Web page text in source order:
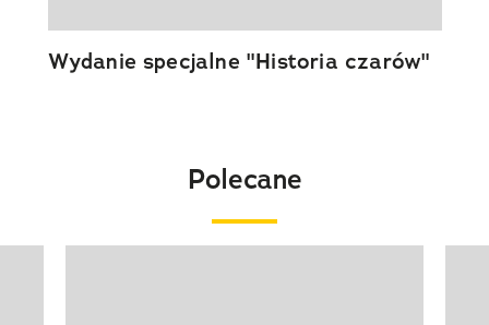
Wydanie specjalne "Historia czarów"
Polecane